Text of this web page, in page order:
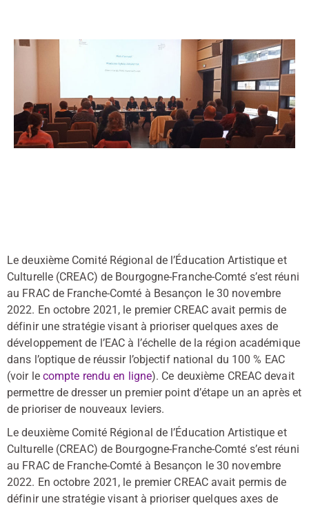
Le deuxième Comité Régional de l’Éducation Artistique et
Culturelle (CREAC) de Bourgogne-Franche-Comté s’est réuni
au FRAC de Franche-Comté à Besançon le 30 novembre
2022. En octobre 2021, le premier CREAC avait permis de
définir une stratégie visant à prioriser quelques axes de
développement de l’EAC à l’échelle de la région académique
dans l’optique de réussir l’objectif national du 100 % EAC
(voir le compte rendu en ligne). Ce deuxième CREAC devait
permettre de dresser un premier point d’étape un an après et
de prioriser de nouveaux leviers.
Le deuxième Comité Régional de l’Éducation Artistique et
Culturelle (CREAC) de Bourgogne-Franche-Comté s’est réuni
au FRAC de Franche-Comté à Besançon le 30 novembre
2022. En octobre 2021, le premier CREAC avait permis de
définir une stratégie visant à prioriser quelques axes de